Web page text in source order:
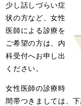
少し話しづらい症
状の方など、女性
医師による診療を
ご希望の方は、内
科受付へお申し出
ください。
女性医師の診療時
間帯つきましては、